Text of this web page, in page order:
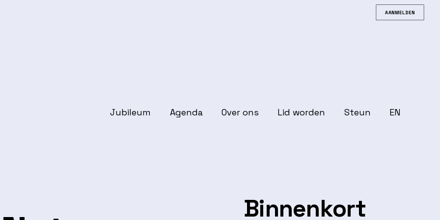
Jubileum Agenda Over ons Lid worden Steun EN
Binnenkort
AANMELDEN